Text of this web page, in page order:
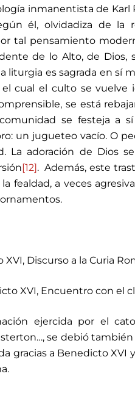
inmanentista de Karl
él, olvidadiza de la
tal pensamiento
de lo Alto, de Dios,
liturgia es sagrada en sí
el cual el culto se
se está
se festeja a
un jugueteo vacío. O
La adoración de Dios
[12]. Además, este
fealdad, a veces
XVI, Discurso a la Curia
XVI, Encuentro con el
ejercida por el
se debió
gracias a Benedicto XVI